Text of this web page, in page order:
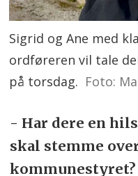
Sigrid og Ane med
ordføreren vil tale
på torsdag. Foto:
- Har dere en
skal stemme
kommunestyret?